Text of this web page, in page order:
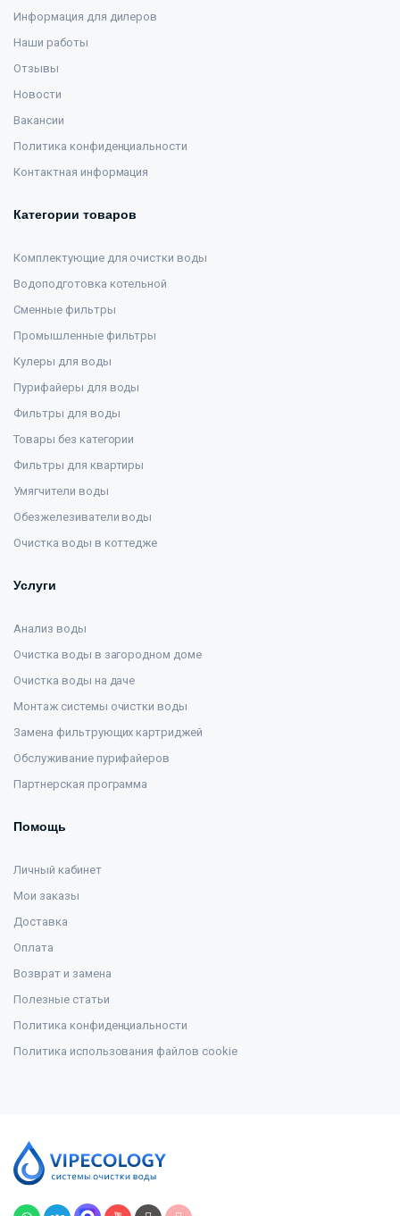
Информация для дилеров
Наши работы
Отзывы
Новости
Вакансии
Политика конфиденциальности
Контактная информация
Категории товаров
Комплектующие для очистки воды
Водоподготовка котельной
Сменные фильтры
Промышленные фильтры
Кулеры для воды
Пурифайеры для воды
Фильтры для воды
Товары без категории
Фильтры для квартиры
Умягчители воды
Обезжелезиватели воды
Очистка воды в коттедже
Услуги
Анализ воды
Очистка воды в загородном доме
Очистка воды на даче
Монтаж системы очистки воды
Замена фильтрующих картриджей
Обслуживание пурифайеров
Партнерская программа
Помощь
Личный кабинет
Мои заказы
Доставка
Оплата
Возврат и замена
Полезные статьи
Политика конфиденциальности
Политика использования файлов cookie